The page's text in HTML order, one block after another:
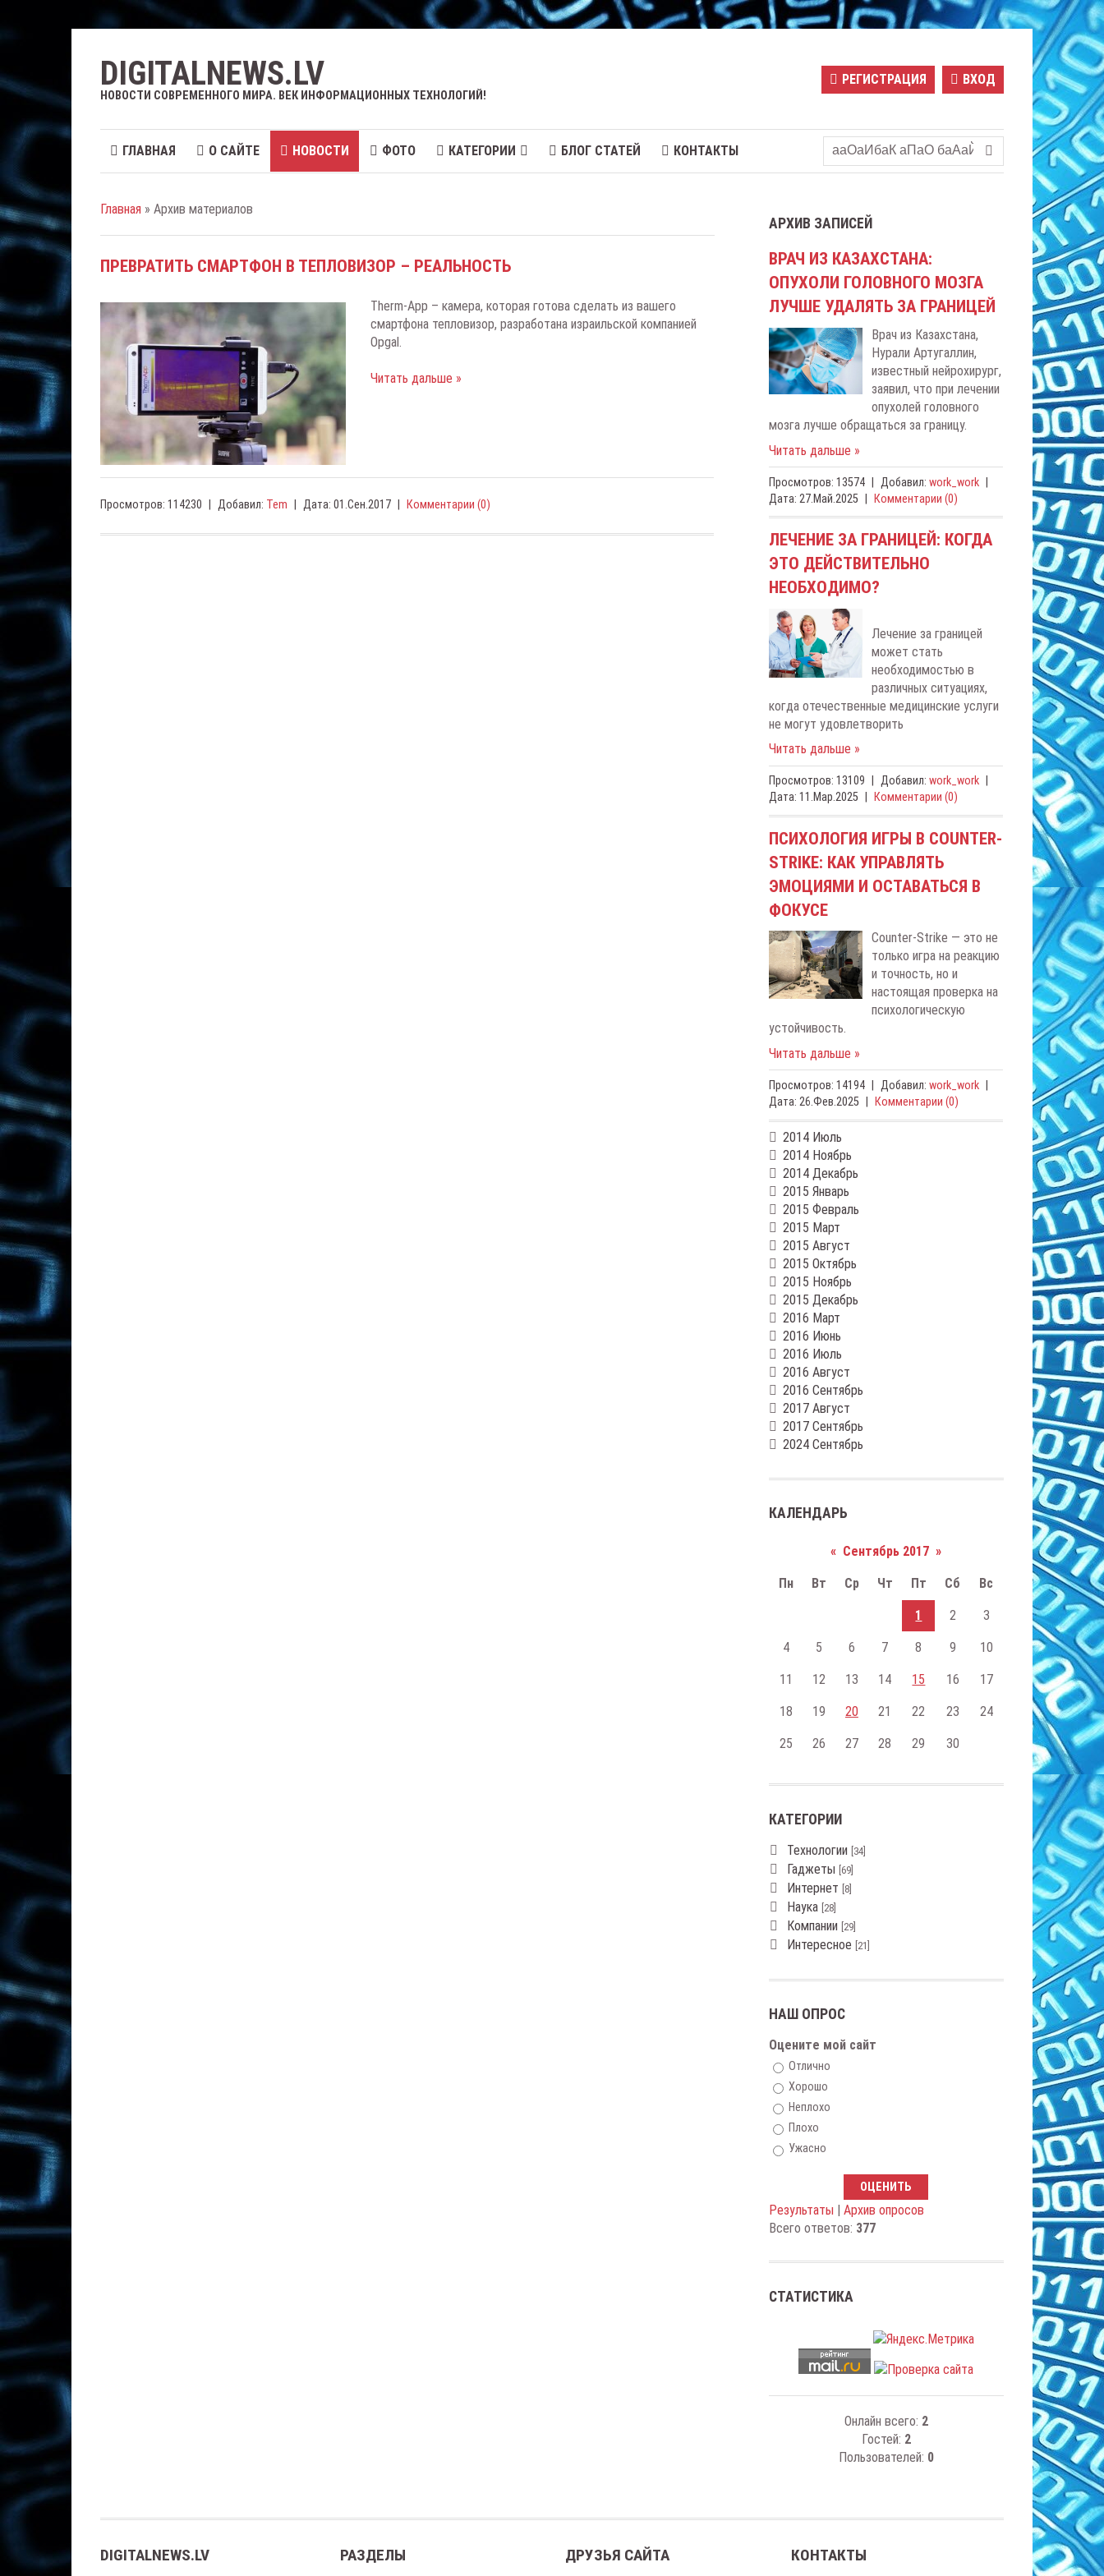
DIGITALNEWS.LV
НОВОСТИ СОВРЕМЕННОГО МИРА. ВЕК ИНФОРМАЦИОННЫХ ТЕХНОЛОГИЙ!
РЕГИСТРАЦИЯ ВХОД
ГЛАВНАЯ О САЙТЕ НОВОСТИ ФОТО КАТЕГОРИИ БЛОГ СТАТЕЙ КОНТАКТЫ
Главная » Архив материалов
ПРЕВРАТИТЬ СМАРТФОН В ТЕПЛОВИЗОР – РЕАЛЬНОСТЬ
Therm-App – камера, которая готова сделать из вашего
смартфона тепловизор, разработана израильской компанией
Opgal.
Читать дальше »
Просмотров: 114230 Добавил: Tem Дата: 01.Сен.2017 Комментарии (0)
АРХИВ ЗАПИСЕЙ
ВРАЧ ИЗ КАЗАХСТАНА:
ОПУХОЛИ ГОЛОВНОГО МОЗГА
ЛУЧШЕ УДАЛЯТЬ ЗА ГРАНИЦЕЙ
Врач из Казахстана,
Нурали Артугаллин,
известный нейрохирург,
заявил, что при лечении
опухолей головного
мозга лучше обращаться за границу.
Читать дальше »
Просмотров: 13574 Добавил: work_work
Дата: 27.Май.2025 Комментарии (0)
ЛЕЧЕНИЕ ЗА ГРАНИЦЕЙ: КОГДА
ЭТО ДЕЙСТВИТЕЛЬНО
НЕОБХОДИМО?
Лечение за границей
может стать
необходимостью в
различных ситуациях,
когда отечественные медицинские услуги
не могут удовлетворить
Читать дальше »
Просмотров: 13109 Добавил: work_work
Дата: 11.Мар.2025 Комментарии (0)
ПСИХОЛОГИЯ ИГРЫ В COUNTER-
STRIKE: КАК УПРАВЛЯТЬ
ЭМОЦИЯМИ И ОСТАВАТЬСЯ В
ФОКУСЕ
Counter-Strike — это не
только игра на реакцию
и точность, но и
настоящая проверка на
психологическую
устойчивость.
Читать дальше »
Просмотров: 14194 Добавил: work_work
Дата: 26.Фев.2025 Комментарии (0)
2014 Июль
2014 Ноябрь
2014 Декабрь
2015 Январь
2015 Февраль
2015 Март
2015 Август
2015 Октябрь
2015 Ноябрь
2015 Декабрь
2016 Март
2016 Июнь
2016 Июль
2016 Август
2016 Сентябрь
2017 Август
2017 Сентябрь
2024 Сентябрь
КАЛЕНДАРЬ
« Сентябрь 2017 »
Пн Вт Ср Чт Пт Сб Вс
1 2 3
4 5 6 7 8 9 10
11 12 13 14 15 16 17
18 19 20 21 22 23 24
25 26 27 28 29 30
КАТЕГОРИИ
Технологии [34]
Гаджеты [69]
Интернет [8]
Наука [28]
Компании [29]
Интересное [21]
НАШ ОПРОС
Оцените мой сайт
Отлично
Хорошо
Неплохо
Плохо
Ужасно
Результаты | Архив опросов
Всего ответов: 377
СТАТИСТИКА
Онлайн всего: 2
Гостей: 2
Пользователей: 0
DIGITALNEWS.LV РАЗДЕЛЫ ДРУЗЬЯ САЙТА КОНТАКТЫ